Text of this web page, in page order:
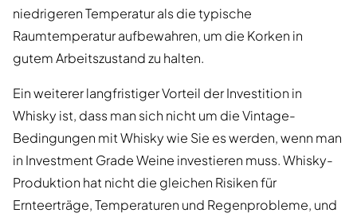
niedrigeren Temperatur als die typische
Raumtemperatur aufbewahren, um die Korken in
gutem Arbeitszustand zu halten.
Ein weiterer langfristiger Vorteil der Investition in
Whisky ist, dass man sich nicht um die Vintage-
Bedingungen mit Whisky wie Sie es werden, wenn man
in Investment Grade Weine investieren muss. Whisky-
Produktion hat nicht die gleichen Risiken für
Ernteerträge, Temperaturen und Regenprobleme, und